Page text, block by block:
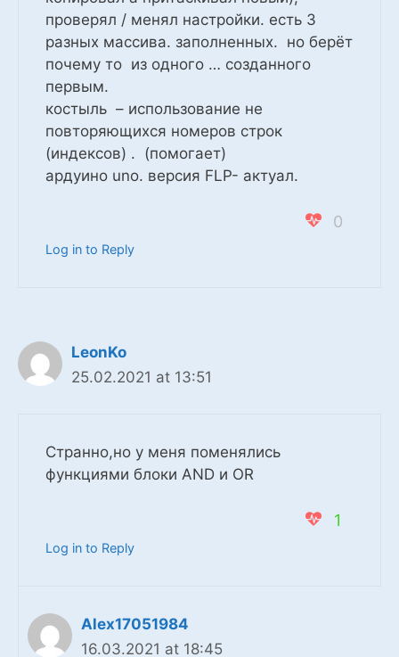
проверял / менял настройки. есть 3
разных массива. заполненных. но берёт
почему то из одного … созданного
первым.
костыль – использование не
повторяющихся номеров строк
(индексов) . (помогает)
ардуино uno. версия FLP- актуал.
0
Log in to Reply
LeonKo
25.02.2021 at 13:51
Странно,но у меня поменялись
функциями блоки AND и OR
1
Log in to Reply
Alex17051984
16.03.2021 at 18:45